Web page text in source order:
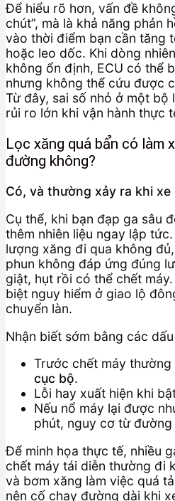
Để hiểu rõ hơn, vấn đề
chút”, mà là khả năng phản
vào thời điểm bạn cần tăng
hoặc leo dốc. Khi dòng
không ổn định, ECU có thể
nhưng không thể cứu được
Từ đây, sai số nhỏ ở một bộ
rủi ro lớn khi vận hành thực
Lọc xăng quá bẩn có làm
đường không?
Có, và thường xảy ra khi
Cụ thể, khi bạn đạp ga sâu
thêm nhiên liệu ngay lập
lượng xăng đi qua không
phun không đáp ứng đúng
giật, hụt rồi có thể chết
biệt nguy hiểm ở giao lộ
chuyển làn.
Nhận biết sớm bằng các
Trước chết máy thường
cục bộ.
Lỗi hay xuất hiện khi
Nếu nổ máy lại được
phút, nguy cơ từ đường
Để minh họa thực tế, nhiều
chết máy tái diễn thường đi
và bơm xăng làm việc quá
nên cố chạy đường dài khi